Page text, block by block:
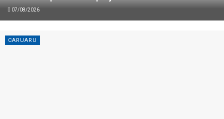
07/08/2026
CARUARU